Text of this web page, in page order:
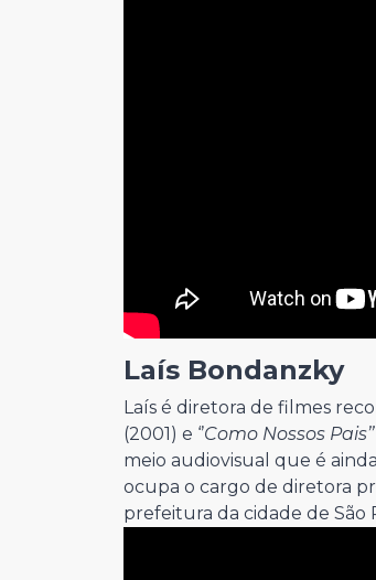
Laís Bondanzky
Laís é diretora de filmes
(2001) e ‘’Como Nossos Pais’’
meio audiovisual que é
ocupa o cargo de diretora
prefeitura da cidade de São